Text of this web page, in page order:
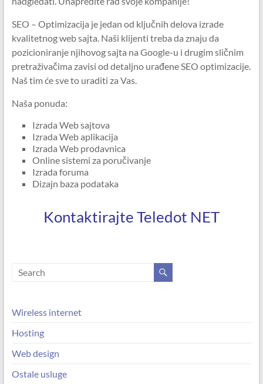
SEO – Optimizacija je jedan od ključnih delova izrade
kvalitetnog web sajta. Naši klijenti treba da znaju da
pozicioniranje njihovog sajta na Google-u i drugim sličnim
pretraživačima zavisi od detaljno urađene SEO optimizacije.
Naš tim će sve to uraditi za Vas.
Naša ponuda:
Izrada Web sajtova
Izrada Web aplikacija
Izrada Web prodavnica
Online sistemi za poručivanje
Izrada foruma
Dizajn baza podataka
Kontaktirajte Teledot NET
Wireless internet
Hosting
Web design
Ostale usluge